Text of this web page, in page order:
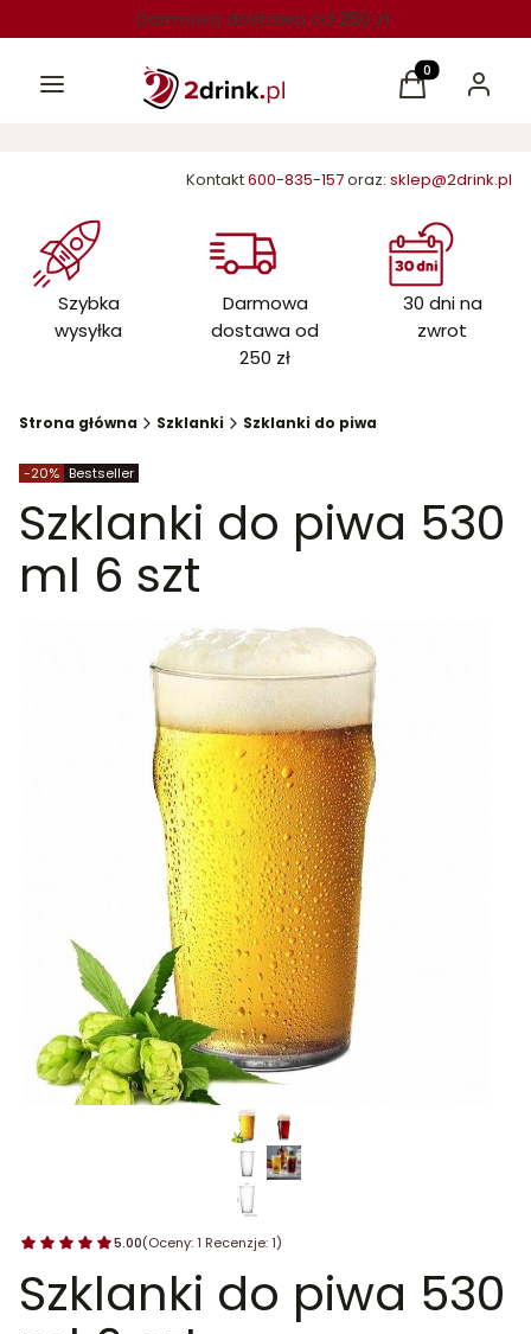
Darmowa dostawa od 250 zł
Menu Produkty w
Koszyk Zaloguj
Kontakt600-835-157oraz: sklep@2drink.pl
Szybka
wysyłka
Darmowa
dostawa od
250 zł
30 dni na
zwrot
Strona główna Szklanki Szklanki do piwa
Etykiety produktu
-20%zniżki
Bestseller
Szklanki do piwa 530
ml 6 szt
5.00(Oceny: 1 Recenzje: 1)
Szklanki do piwa 530